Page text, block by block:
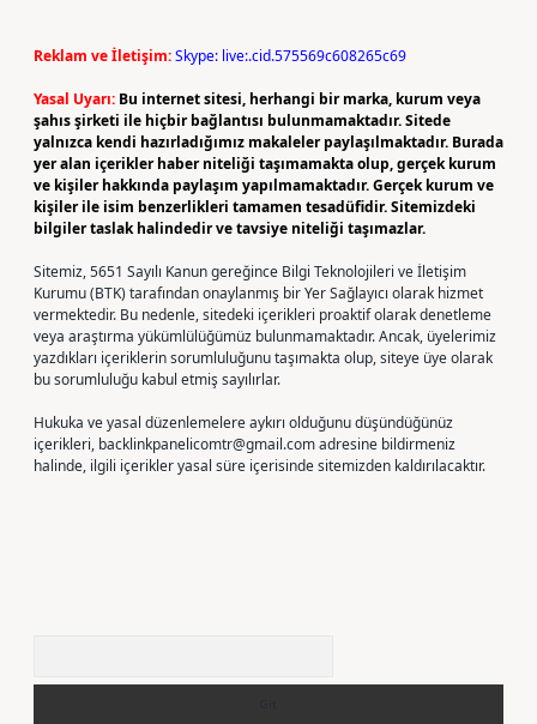
Reklam ve İletişim:Skype: live:.cid.575569c608265c69
Yasal Uyarı: Bu internet sitesi, herhangi bir marka, kurum veya
şahıs şirketi ile hiçbir bağlantısı bulunmamaktadır. Sitede
yalnızca kendi hazırladığımız makaleler paylaşılmaktadır. Burada
yer alan içerikler haber niteliği taşımamakta olup, gerçek kurum
ve kişiler hakkında paylaşım yapılmamaktadır. Gerçek kurum ve
kişiler ile isim benzerlikleri tamamen tesadüfidir. Sitemizdeki
bilgiler taslak halindedir ve tavsiye niteliği taşımazlar.
Sitemiz, 5651 Sayılı Kanun gereğince Bilgi Teknolojileri ve İletişim
Kurumu (BTK) tarafından onaylanmış bir Yer Sağlayıcı olarak hizmet
vermektedir. Bu nedenle, sitedeki içerikleri proaktif olarak denetleme
veya araştırma yükümlülüğümüz bulunmamaktadır. Ancak, üyelerimiz
yazdıkları içeriklerin sorumluluğunu taşımakta olup, siteye üye olarak
bu sorumluluğu kabul etmiş sayılırlar.
Hukuka ve yasal düzenlemelere aykırı olduğunu düşündüğünüz
içerikleri, backlinkpanelicomtr@gmail.comadresine bildirmeniz
halinde, ilgili içerikler yasal süre içerisinde sitemizden kaldırılacaktır.